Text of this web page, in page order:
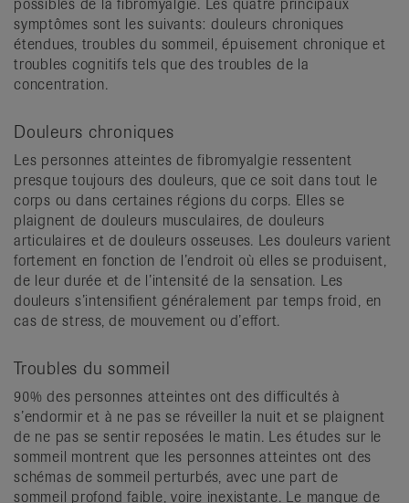
possibles de la fibromyalgie. Les quatre principaux
symptômes sont les suivants: douleurs chroniques
étendues, troubles du sommeil, épuisement chronique et
troubles cognitifs tels que des troubles de la
concentration.
Douleurs chroniques
Les personnes atteintes de fibromyalgie ressentent
presque toujours des douleurs, que ce soit dans tout le
corps ou dans certaines régions du corps. Elles se
plaignent de douleurs musculaires, de douleurs
articulaires et de douleurs osseuses. Les douleurs varient
fortement en fonction de l’endroit où elles se produisent,
de leur durée et de l’intensité de la sensation. Les
douleurs s’intensifient généralement par temps froid, en
cas de stress, de mouvement ou d’effort.
Troubles du sommeil
90% des personnes atteintes ont des difficultés à
s’endormir et à ne pas se réveiller la nuit et se plaignent
de ne pas se sentir reposées le matin. Les études sur le
sommeil montrent que les personnes atteintes ont des
schémas de sommeil perturbés, avec une part de
sommeil profond faible, voire inexistante. Le manque de